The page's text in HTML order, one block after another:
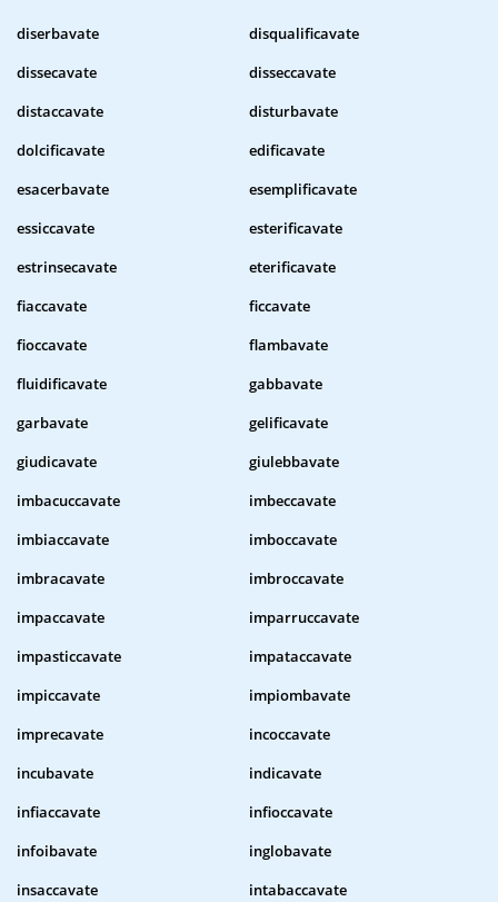
diserbavate
disqualificavate
dissecavate
disseccavate
distaccavate
disturbavate
dolcificavate
edificavate
esacerbavate
esemplificavate
essiccavate
esterificavate
estrinsecavate
eterificavate
fiaccavate
ficcavate
fioccavate
flambavate
fluidificavate
gabbavate
garbavate
gelificavate
giudicavate
giulebbavate
imbacuccavate
imbeccavate
imbiaccavate
imboccavate
imbracavate
imbroccavate
impaccavate
imparruccavate
impasticcavate
impataccavate
impiccavate
impiombavate
imprecavate
incoccavate
incubavate
indicavate
infiaccavate
infioccavate
infoibavate
inglobavate
insaccavate
intabaccavate